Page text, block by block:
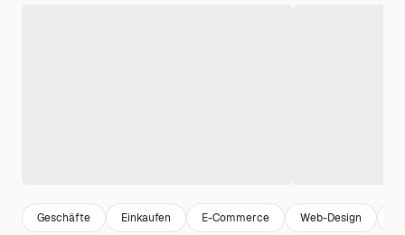
Geschäfte Einkaufen E-Commerce Web-Design